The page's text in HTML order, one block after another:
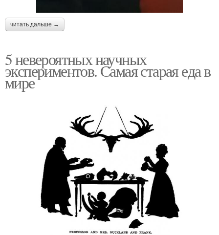
читать дальше →
5 невероятных научных
экспериментов. Самая старая еда в
мире